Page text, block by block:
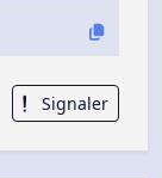
Signaler